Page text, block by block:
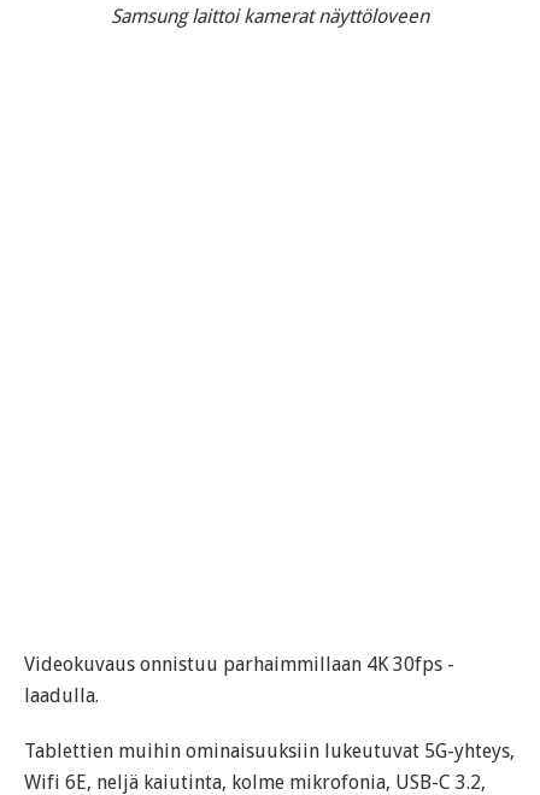
Samsung laittoi kamerat näyttöloveen
Videokuvaus onnistuu parhaimmillaan 4K 30fps -
laadulla.
Tablettien muihin ominaisuuksiin lukeutuvat 5G-yhteys,
Wifi 6E, neljä kaiutinta, kolme mikrofonia, USB-C 3.2,